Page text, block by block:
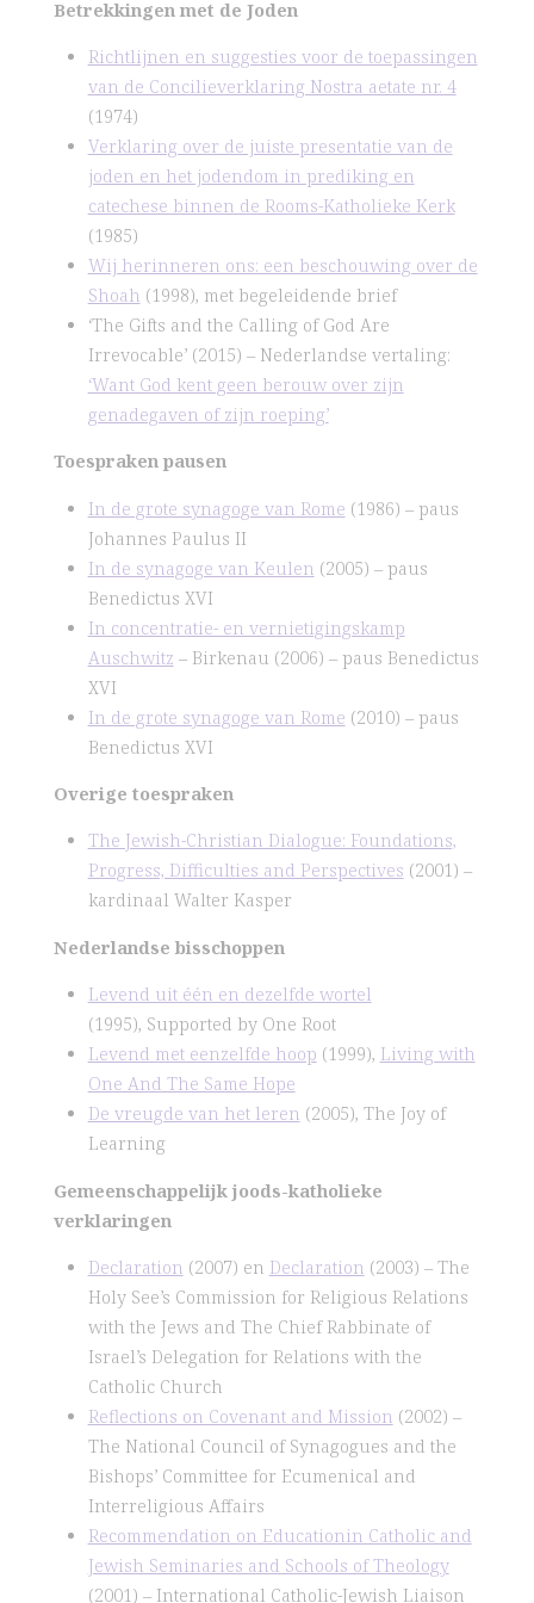
Betrekkingen met de Joden
Richtlijnen en suggesties voor de toepassingen
van de Concilieverklaring Nostra aetate nr. 4
(1974)
Verklaring over de juiste presentatie van de
joden en het jodendom in prediking en
catechese binnen de Rooms-Katholieke Kerk
(1985)
Wij herinneren ons: een beschouwing over de
Shoah (1998), met begeleidende brief
‘The Gifts and the Calling of God Are
Irrevocable’ (2015) – Nederlandse vertaling:
‘Want God kent geen berouw over zijn
genadegaven of zijn roeping’
Toespraken pausen
In de grote synagoge van Rome (1986) – paus
Johannes Paulus II
In de synagoge van Keulen (2005) – paus
Benedictus XVI
In concentratie- en vernietigingskamp
Auschwitz – Birkenau (2006) – paus Benedictus
XVI
In de grote synagoge van Rome (2010) – paus
Benedictus XVI
Overige toespraken
The Jewish-Christian Dialogue: Foundations,
Progress, Difficulties and Perspectives (2001) –
kardinaal Walter Kasper
Nederlandse bisschoppen
Levend uit één en dezelfde wortel
(1995), Supported by One Root
Levend met eenzelfde hoop (1999), Living with
One And The Same Hope
De vreugde van het leren (2005), The Joy of
Learning
Gemeenschappelijk joods-katholieke
verklaringen
Declaration (2007) en Declaration (2003) – The
Holy See’s Commission for Religious Relations
with the Jews and The Chief Rabbinate of
Israel’s Delegation for Relations with the
Catholic Church
Reflections on Covenant and Mission (2002) –
The National Council of Synagogues and the
Bishops’ Committee for Ecumenical and
Interreligious Affairs
Recommendation on Educationin Catholic and
Jewish Seminaries and Schools of Theology
(2001) – International Catholic-Jewish Liaison